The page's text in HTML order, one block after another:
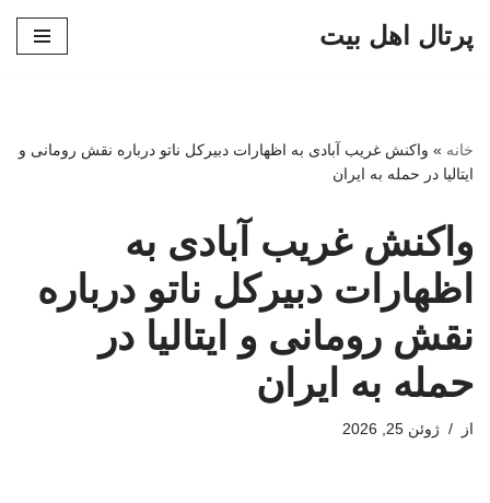
پرتال اهل بیت
خانه » واکنش غریب آبادی به اظهارات دبیرکل ناتو درباره نقش رومانی و
ایتالیا در حمله به ایران
واکنش غریب آبادی به
اظهارات دبیرکل ناتو درباره
نقش رومانی و ایتالیا در
حمله به ایران
از ژوئن 25, 2026